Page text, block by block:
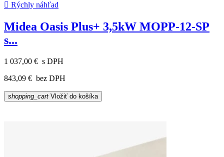
 Rýchly náhľad
Midea Oasis Plus+ 3,5kW MOPP-12-SP
s...
1 037,00 € s DPH
843,09 € bez DPH
shopping_cart Vložiť do košíka